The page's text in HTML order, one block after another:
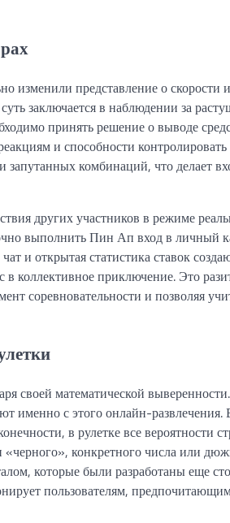
изменили представление о скорости
заключается в наблюдении за
принять решение о выводе
и способности контролировать
комбинаций, что делает
других участников в режиме
выполнить Пин Ап вход в личный
и открытая статистика ставок
коллективное приключение. Это
соревновательности и позволяя
своей математической выверенности.
именно с этого онлайн-развлечения.
в рулетке все вероятности
конкретного числа или
которые были разработаны еще
пользователям,